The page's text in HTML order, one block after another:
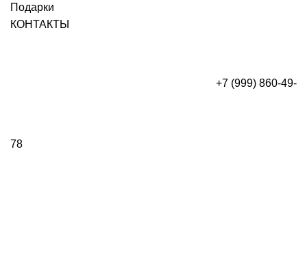
Подарки
КОНТАКТЫ
+7 (999) 860-49-
78